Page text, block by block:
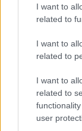
I want to
related to
I want to
related to
I want to
related to
user
ΠΟΝΤΟΣ
Η ποντιακή
ψήφισμα, οι